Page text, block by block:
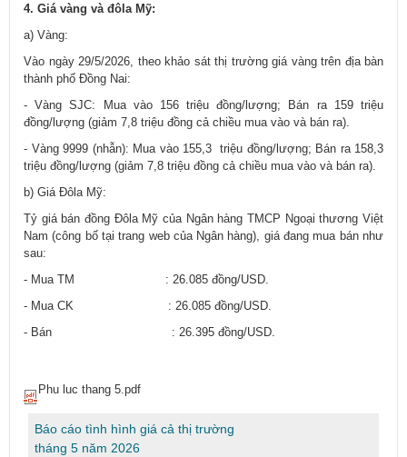
4. Giá vàng và đôla Mỹ:
a) Vàng:
Vào ngày 29/5/2026, theo khảo sát thị trường giá vàng trên địa bàn
thành phố Đồng Nai:
- Vàng SJC: Mua vào 156 triệu đồng/lượng; Bán ra 159 triệu
đồng/lượng (giảm 7,8 triệu đồng cả chiều mua vào và bán ra).
- Vàng 9999 (nhẫn): Mua vào 155,3 triệu đồng/lượng; Bán ra 158,3
triệu đồng/lượng (giảm 7,8 triệu đồng cả chiều mua vào và bán ra).
b) Giá Đôla Mỹ:
Tỷ giá bán đồng Đôla Mỹ của Ngân hàng TMCP Ngoại thương Việt
Nam (công bố tại trang web của Ngân hàng), giá đang mua bán như
sau:
- Mua TM : 26.085 đồng/USD.
- Mua CK : 26.085 đồng/USD.
- Bán : 26.395 đồng/USD.
Phu luc thang 5.pdf
Báo cáo tình hình giá cả thị trường
tháng 5 năm 2026